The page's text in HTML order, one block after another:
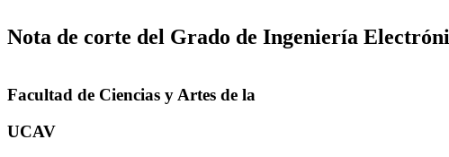
Nota de corte del Grado de Ingeniería
Facultad de Ciencias y Artes de la
UCAV